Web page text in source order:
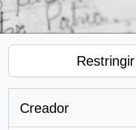
Creador